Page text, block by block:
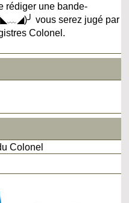
rédiger une bande-
vous serez jugé par
Colonel.
Colonel